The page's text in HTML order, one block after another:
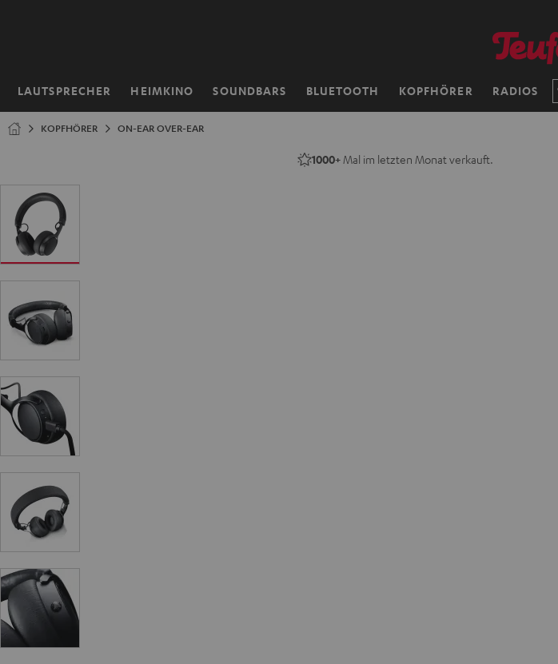
LAUTSPRECHER HEIMKINO SOUNDBARS BLUETOOTH KOPFHÖRER RADIOS
Startseite
KOPFHÖRER ON-EAR OVER-EAR
1000+ Mal im letzten Monat verkauft.